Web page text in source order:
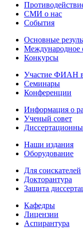
СМИ о нас
События
Основные
Международное
Конкурсы
Участие ФИАН
Семинары
Конференции
Информация о
Ученый совет
Наши издания
Оборудование
Для соискателей
Докторантура
Защита
Кафедры
Лицензии
Аспирантура